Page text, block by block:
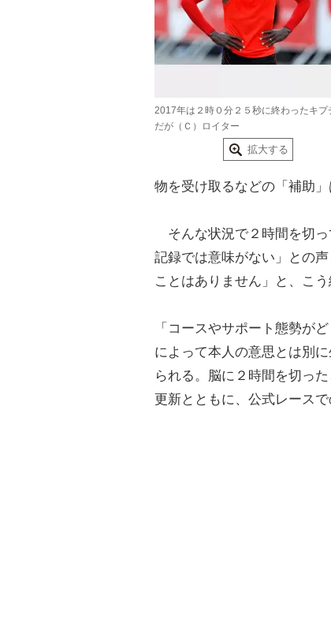
2017年は２時０分２５秒に終わったキプ
だが（Ｃ）ロイター
拡大する
物を受け取るなどの「補助
そんな状況で２時間を切っ
記録では意味がない」との
ことはありません」と、こう
「コースやサポート態勢が
によって本人の意思とは別
られる。脳に２時間を切っ
更新とともに、公式レース